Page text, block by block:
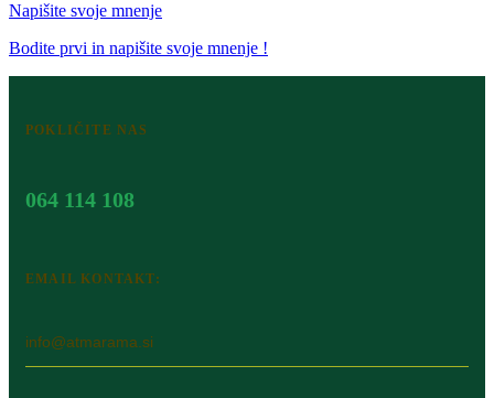
Napišite svoje mnenje
Bodite prvi in napišite svoje mnenje !
POKLIČITE NAS
064 114 108
EMAIL KONTAKT:
info@atmarama.si